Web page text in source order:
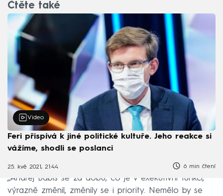
Čtěte také
Video
Feri přispívá k jiné politické kultuře. Jeho reakce si
vážíme, shodli se poslanci
25. kvě 2021, 21:44 6 min čtení
„Andrej Babiš se za dobu, co je v exekutivní funkci,
výrazně změnil, změnily se i priority. Nemělo by se